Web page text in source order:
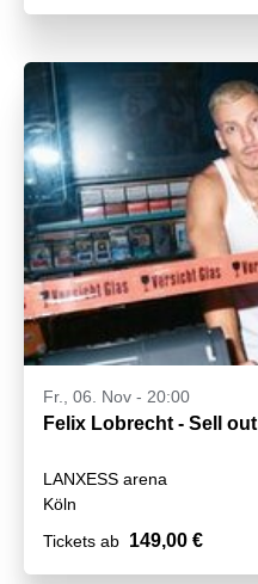
Fr., 06. Nov - 20:00
Felix Lobrecht - Sell out
LANXESS arena
Köln
Tickets ab 149,00 €